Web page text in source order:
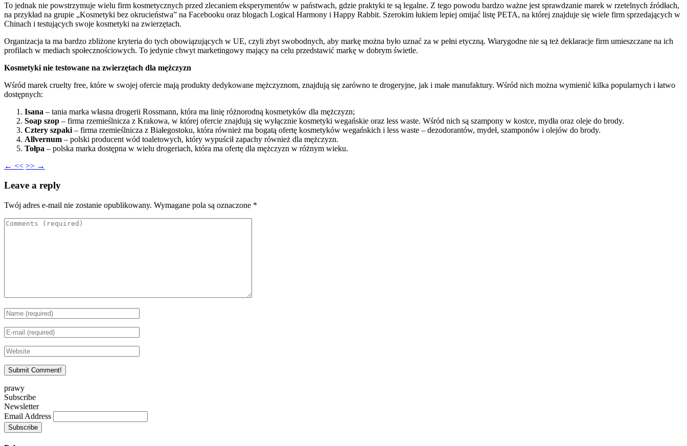
To jednak nie powstrzymuje wielu firm kosmetycznych przed zlecaniem eksperymentów w państwach, gdzie praktyki te są legalne. Z tego powodu bardzo ważne jest sprawdzanie marek w rzetelnych źródłach,
na przykład na grupie „Kosmetyki bez okrucieństwa” na Facebooku oraz blogach Logical Harmony i Happy Rabbit. Szerokim łukiem lepiej omijać listę PETA, na której znajduje się wiele firm sprzedających w
Chinach i testujących swoje kosmetyki na zwierzętach.
Organizacja ta ma bardzo zbliżone kryteria do tych obowiązujących w UE, czyli zbyt swobodnych, aby markę można było uznać za w pełni etyczną. Wiarygodne nie są też deklaracje firm umieszczane na ich
profilach w mediach społecznościowych. To jedynie chwyt marketingowy mający na celu przedstawić markę w dobrym świetle.
Kosmetyki nie testowane na zwierzętach dla mężczyzn
Wśród marek cruelty free, które w swojej ofercie mają produkty dedykowane mężczyznom, znajdują się zarówno te drogeryjne, jak i małe manufaktury. Wśród nich można wymienić kilka popularnych i łatwo
dostępnych:
Isana – tania marka własna drogerii Rossmann, która ma linię różnorodną kosmetyków dla mężczyzn;
Soap szop – firma rzemieślnicza z Krakowa, w której ofercie znajdują się wyłącznie kosmetyki wegańskie oraz less waste. Wśród nich są szampony w kostce, mydła oraz oleje do brody.
Cztery szpaki – firma rzemieślnicza z Białegostoku, która również ma bogatą ofertę kosmetyków wegańskich i less waste – dezodorantów, mydeł, szamponów i olejów do brody.
Allvernum – polski producent wód toaletowych, który wypuścił zapachy również dla mężczyzn.
Tołpa – polska marka dostępna w wielu drogeriach, która ma ofertę dla mężczyzn w różnym wieku.
← << >> →
Leave a reply
Twój adres e-mail nie zostanie opublikowany. Wymagane pola są oznaczone *
prawy
Subscribe
Newsletter
Email Address